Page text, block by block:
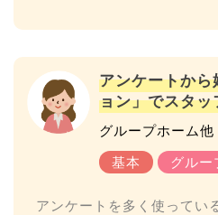
アンケートか
ョン」でスタ
グループホーム他
アンケートを多く使ってい